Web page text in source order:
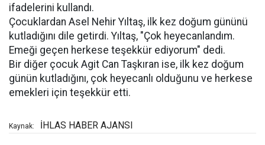
ifadelerini kullandı.
Çocuklardan Asel Nehir Yıltaş, ilk kez doğum gününü
kutladığını dile getirdi. Yıltaş, "Çok heyecanlandım.
Emeği geçen herkese teşekkür ediyorum" dedi.
Bir diğer çocuk Agit Can Taşkıran ise, ilk kez doğum
günün kutladığını, çok heyecanlı olduğunu ve herkese
emekleri için teşekkür etti.
Kaynak: İHLAS HABER AJANSI